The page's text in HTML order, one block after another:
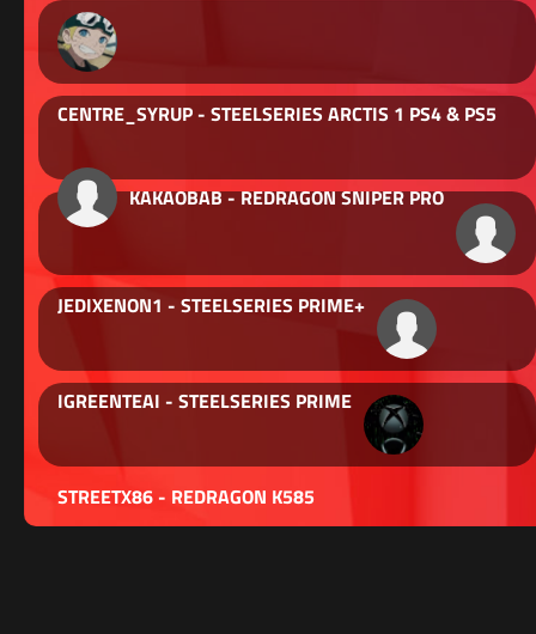
CENTRE_SYRUP - STEELSERIES ARCTIS 1 PS4 & PS5
KAKAOBAB - REDRAGON SNIPER PRO
JEDIXENON1 - STEELSERIES PRIME+
IGREENTEAI - STEELSERIES PRIME
STREETX86 - REDRAGON K585